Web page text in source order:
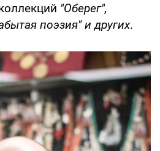
"Оберег",
поэзия" и других.